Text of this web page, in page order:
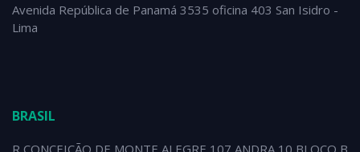
Avenida República de Panamá 3535 oficina 403 San Isidro -
Lima
BRASIL
R CONCEIÇÃO DE MONTE ALEGRE 107 ANDRA 10 BLOCO B